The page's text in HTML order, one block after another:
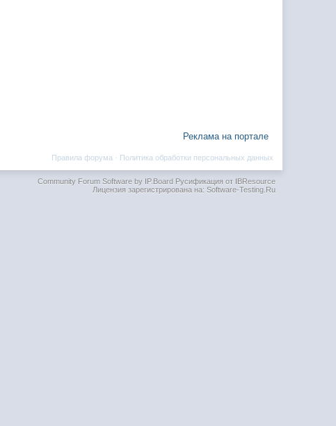
Реклама на портале
Политика обработки персональных данных
Правила форума ·
Community Forum Software by IP.BoardРусификация от IBResource
Лицензия зарегистрирована на: Software-Testing.Ru